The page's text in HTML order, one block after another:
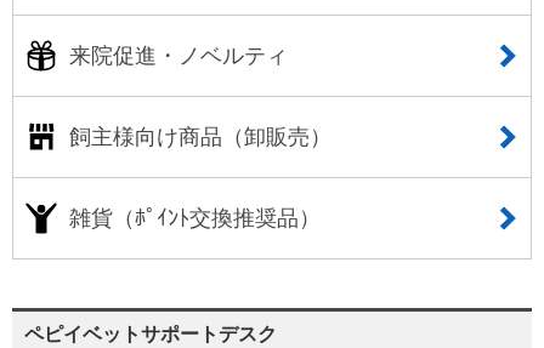
来院促進・ノベルティ
飼主様向け商品（卸販売）
雑貨（ﾎﾟｲﾝﾄ交換推奨品）
ペピイベットサポートデスク